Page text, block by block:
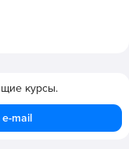
курсы.
mail